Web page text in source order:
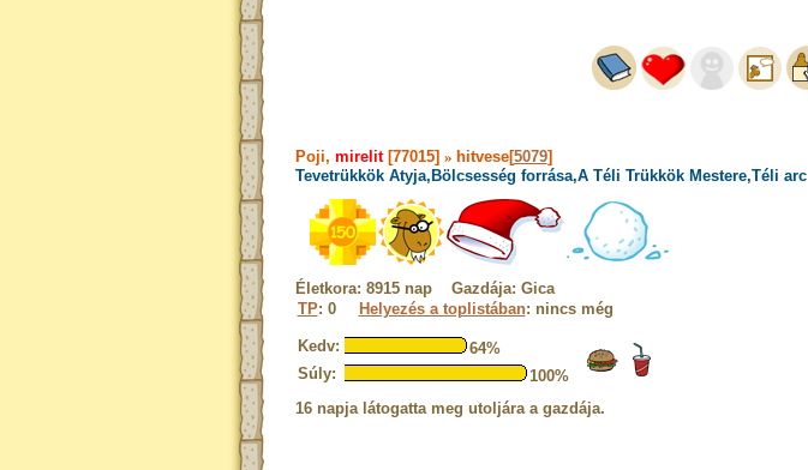
Poji, mirelit[77015] » hitvese[5079]
Tevetrükkök Atyja,Bölcsesség forrása,A Téli Trükkök Mestere,Téli arc
Életkora: 8915 nap Gazdája: Gica
TP: 0 Helyezés a toplistában: nincs még
Kedv:
64%
Súly:
100%
16 napja látogatta meg utoljára a gazdája.